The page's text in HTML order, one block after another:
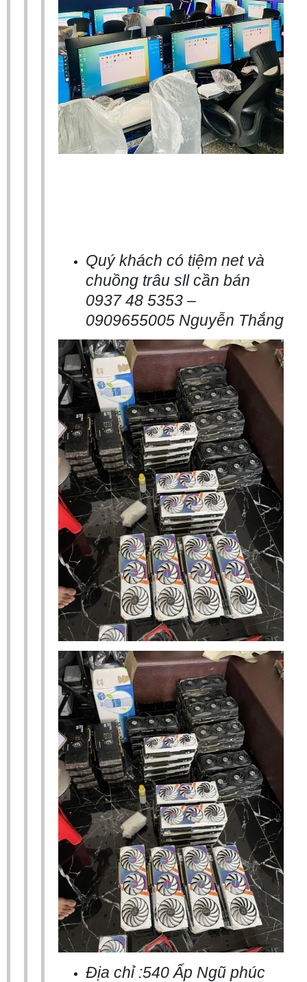
Quý khách có tiệm net và
chuồng trâu sll cần bán
0937 48 5353 –
0909655005 Nguyễn Thắng
Địa chỉ :540 Ấp Ngũ phúc